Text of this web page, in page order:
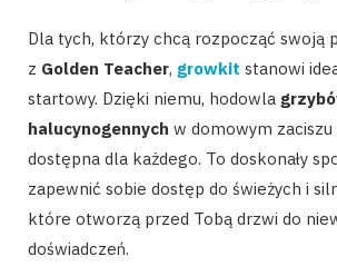
Dla tych, którzy chcą rozpocząć swoją
z Golden Teacher, growkit stanowi
startowy. Dzięki niemu, hodowla
halucynogennych w domowym
dostępna dla każdego. To doskonały
zapewnić sobie dostęp do świeżych i
które otworzą przed Tobą drzwi do
doświadczeń.